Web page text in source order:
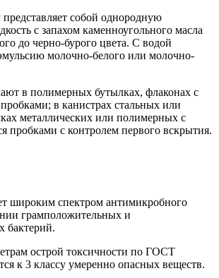
собой однородную
с запахом каменноугольного масла
до черно-бурого цвета. С водой
молочно-белого или молочно-
в полимерных бутылках, флаконах c
в канистрах стальных или
металлических или полимерных с
пробками с контролем первого вскрытия.
широким спектром антимикробного
грамположительных и
бактерий.
острой токсичности по ГОСТ
к 3 классу умеренно опасных веществ.